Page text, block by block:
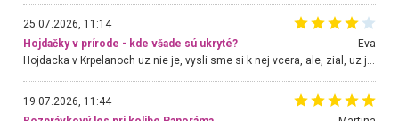
25.07.2026, 11:14
Hojdačky v prírode - kde všade sú ukryté?
Eva
Hojdacka v Krpelanoch uz nie je, vysli sme si k nej vcera, ale, zial, uz je znicena. Ak sem planujete cestu len kvoli hojdacke, mozete si ju usetrit. Krasny vyhlad je tu vsak aj bez hojdacky :-)
19.07.2026, 11:44